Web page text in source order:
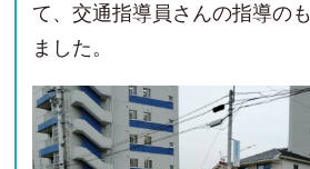
て、交通指導員さんの指導の
ました。